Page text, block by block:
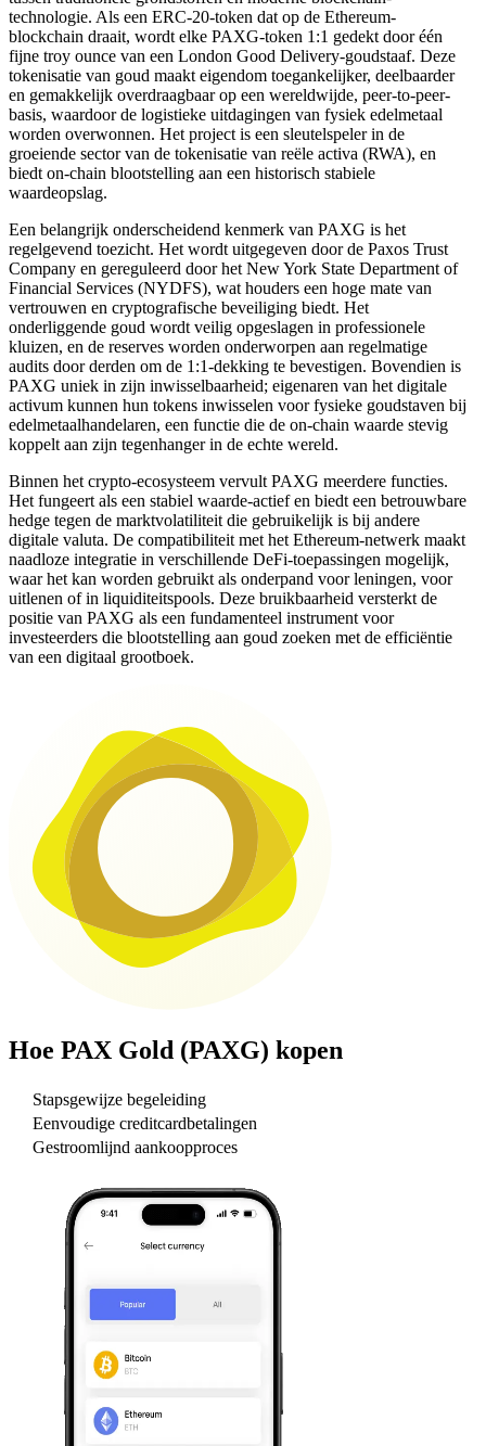
technologie. Als een ERC-20-token dat op de Ethereum-
blockchain draait, wordt elke PAXG-token 1:1 gedekt door één
fijne troy ounce van een London Good Delivery-goudstaaf. Deze
tokenisatie van goud maakt eigendom toegankelijker, deelbaarder
en gemakkelijk overdraagbaar op een wereldwijde, peer-to-peer-
basis, waardoor de logistieke uitdagingen van fysiek edelmetaal
worden overwonnen. Het project is een sleutelspeler in de
groeiende sector van de tokenisatie van reële activa (RWA), en
biedt on-chain blootstelling aan een historisch stabiele
waardeopslag.
Een belangrijk onderscheidend kenmerk van PAXG is het
regelgevend toezicht. Het wordt uitgegeven door de Paxos Trust
Company en gereguleerd door het New York State Department of
Financial Services (NYDFS), wat houders een hoge mate van
vertrouwen en cryptografische beveiliging biedt. Het
onderliggende goud wordt veilig opgeslagen in professionele
kluizen, en de reserves worden onderworpen aan regelmatige
audits door derden om de 1:1-dekking te bevestigen. Bovendien is
PAXG uniek in zijn inwisselbaarheid; eigenaren van het digitale
activum kunnen hun tokens inwisselen voor fysieke goudstaven bij
edelmetaalhandelaren, een functie die de on-chain waarde stevig
koppelt aan zijn tegenhanger in de echte wereld.
Binnen het crypto-ecosysteem vervult PAXG meerdere functies.
Het fungeert als een stabiel waarde-actief en biedt een betrouwbare
hedge tegen de marktvolatiliteit die gebruikelijk is bij andere
digitale valuta. De compatibiliteit met het Ethereum-netwerk maakt
naadloze integratie in verschillende DeFi-toepassingen mogelijk,
waar het kan worden gebruikt als onderpand voor leningen, voor
uitlenen of in liquiditeitspools. Deze bruikbaarheid versterkt de
positie van PAXG als een fundamenteel instrument voor
investeerders die blootstelling aan goud zoeken met de efficiëntie
van een digitaal grootboek.
Hoe PAX Gold (PAXG) kopen
Stapsgewijze begeleiding
Eenvoudige creditcardbetalingen
Gestroomlijnd aankoopproces